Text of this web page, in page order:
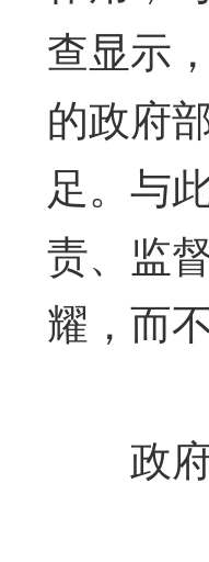
查显示
的政府
足。与
责、监
耀，而
政府